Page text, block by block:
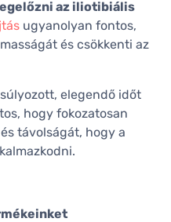
az iliotibiális
ugyanolyan fontos,
és csökkenti az
elegendő időt
hogy fokozatosan
távolságát, hogy a